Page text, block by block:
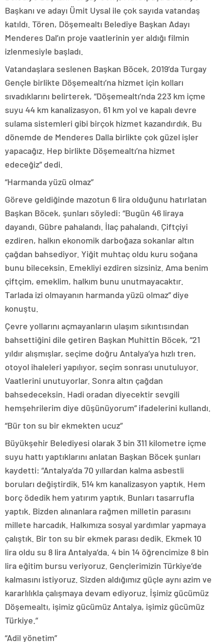
Başkanı ve adayı Ümit Uysal ile çok sayıda vatandaş
katıldı. Tören, Döşemealtı Belediye Başkan Adayı
Menderes Dal’ın proje vaatlerinin yer aldığı filmin
izlenmesiyle başladı.
Vatandaşlara seslenen Başkan Böcek, 2019’da Turgay
Gençle birlikte Döşemealtı’na hizmet için kolları
sıvadıklarını belirterek, “Döşemealtı’nda 223 km içme
suyu 44 km kanalizasyon, 61 km yol ve kapalı devre
sulama sistemleri gibi birçok hizmet kazandırdık. Bu
dönemde de Menderes Dalla birlikte çok güzel işler
yapacağız. Hep birlikte Döşemealtı’na hizmet
edeceğiz” dedi.
“Harmanda yüzü olmaz”
Göreve geldiğinde mazotun 6 lira olduğunu hatırlatan
Başkan Böcek, şunları söyledi: “Bugün 46 liraya
dayandı. Gübre pahalandı. İlaç pahalandı. Çiftçiyi
ezdiren, halkın ekonomik darboğaza sokanlar altın
çağdan bahsediyor. Yiğit muhtaç oldu kuru soğana
bunu bileceksin. Emekliyi ezdiren sizsiniz. Ama benim
çiftçim, emeklim, halkım bunu unutmayacaktır.
Tarlada izi olmayanın harmanda yüzü olmaz” diye
konuştu.
Çevre yollarını açmayanların ulaşım sıkıntısından
bahsettiğini dile getiren Başkan Muhittin Böcek, “21
yıldır alışmışlar, seçime doğru Antalya’ya hızlı tren,
otoyol ihaleleri yapılıyor, seçim sonrası unutuluyor.
Vaatlerini unutuyorlar. Sonra altın çağdan
bahsedeceksin. Hadi oradan diyecektir sevgili
hemşehrilerim diye düşünüyorum” ifadelerini kullandı.
“Bür ton su bir ekmekten ucuz”
Büyükşehir Belediyesi olarak 3 bin 311 kilometre içme
suyu hattı yaptıklarını anlatan Başkan Böcek şunları
kaydetti: “Antalya’da 70 yıllardan kalma asbestli
boruları değiştirdik. 514 km kanalizasyon yaptık. Hem
borç ödedik hem yatırım yaptık. Bunları tasarrufla
yaptık. Bizden alınanlara rağmen milletin parasını
millete harcadık. Halkımıza sosyal yardımlar yapmaya
çalıştık. Bir ton su bir ekmek parası dedik. Ekmek 10
lira oldu su 8 lira Antalya’da. 4 bin 14 öğrencimize 8 bin
lira eğitim bursu veriyoruz. Gençlerimizin Türkiye’de
kalmasını istiyoruz. Sizden aldığımız güçle aynı azim ve
kararlılıkla çalışmaya devam ediyoruz. İşimiz gücümüz
Döşemealtı, işimiz gücümüz Antalya, işimiz gücümüz
Türkiye.”
“Adil yönetim”